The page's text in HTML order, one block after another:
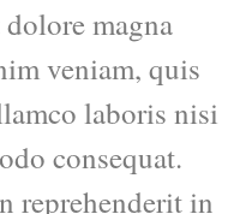
magna
veniam, quis
laboris nisi
consequat.
reprehenderit in